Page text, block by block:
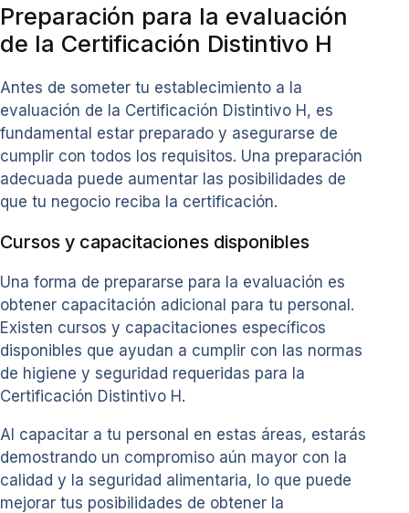
Preparación para la evaluación
de la Certificación Distintivo H
Antes de someter tu establecimiento a la
evaluación de la Certificación Distintivo H, es
fundamental estar preparado y asegurarse de
cumplir con todos los requisitos. Una preparación
adecuada puede aumentar las posibilidades de
que tu negocio reciba la certificación.
Cursos y capacitaciones disponibles
Una forma de prepararse para la evaluación es
obtener capacitación adicional para tu personal.
Existen cursos y capacitaciones específicos
disponibles que ayudan a cumplir con las normas
de higiene y seguridad requeridas para la
Certificación Distintivo H.
Al capacitar a tu personal en estas áreas, estarás
demostrando un compromiso aún mayor con la
calidad y la seguridad alimentaria, lo que puede
mejorar tus posibilidades de obtener la